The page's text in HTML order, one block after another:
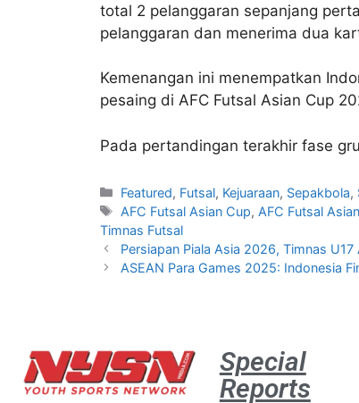
total 2 pelanggaran sepanjang
pelanggaran dan menerima dua
Kemenangan ini menempatkan
pesaing di AFC Futsal Asian Cup
Pada pertandingan terakhir fase
Featured, Futsal, Kejuaraan, Sepakbola,
AFC Futsal Asian Cup, AFC Futsal
Timnas Futsal
Persiapan Piala Asia 2026, Timnas
ASEAN Para Games 2025: Indonesia
Special
Reports